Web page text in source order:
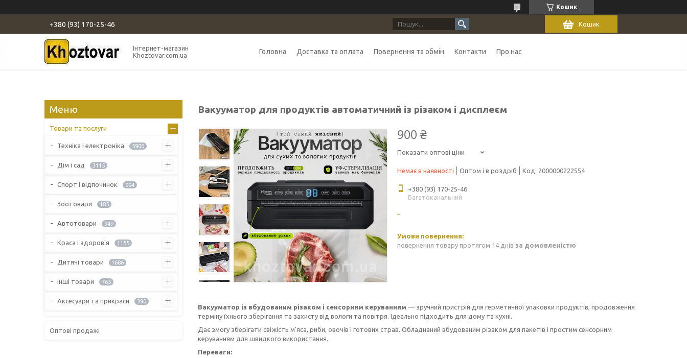
Кошик
+380 (93) 170-25-46 Кошик
Інтернет-магазин
Khoztovar.com.ua
Головна Доставка та оплата Повернення та обмін Контакти Про нас
Вакууматор для продуктів автоматичний із різаком і дисплеєм
900 ₴
Показати оптові ціни
Немає в наявності Оптом і в роздріб Код: 2000000222554
+380 (93) 170-25-46
Багатоканальний
повернення товару протягом 14 днів за домовленістю
Вакууматор із вбудованим різаком і сенсорним керуванням — зручний пристрій для герметичної упаковки продуктів, продовження
терміну їхнього зберігання та захисту від вологи та повітря. Ідеально підходить для дому та кухні.
Дає змогу зберігати свіжість м'яса, риби, овочів і готових страв. Обладнаний вбудованим різаком для пакетів і простим сенсорним
керуванням для швидкого використання.
Переваги:
Товари та послуги
Техніка і електроніка 5906
Дім і сад 3115
Спорт і відпочинок 994
Зоотовари 185
Автотовари 949
Краса і здоров'я 1155
Дитячі товари 1686
Інші товари 765
Аксесуари та прикраси 390
Оптові продажі